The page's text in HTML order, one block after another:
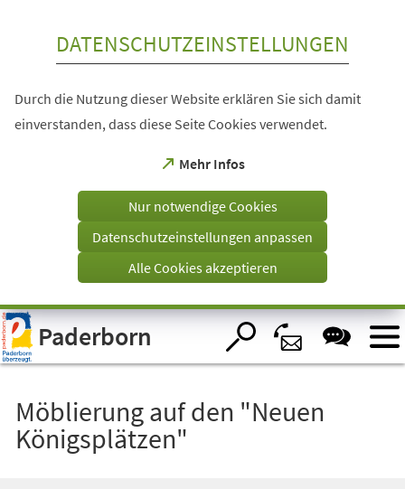
Visuelle
Assistenzsoftware
öffnen.
DATENSCHUTZEINSTELLUNGEN
Durch die Nutzung dieser Website erklären Sie sich damit
einverstanden, dass diese Seite Cookies verwendet.
Mehr Infos
(Öffnet
einem
Tab)
Nur notwendige Cookies
Datenschutzeinstellungen anpassen
Alle Cookies akzeptieren
Paderborn
Möblierung auf den "Neuen
Königsplätzen"